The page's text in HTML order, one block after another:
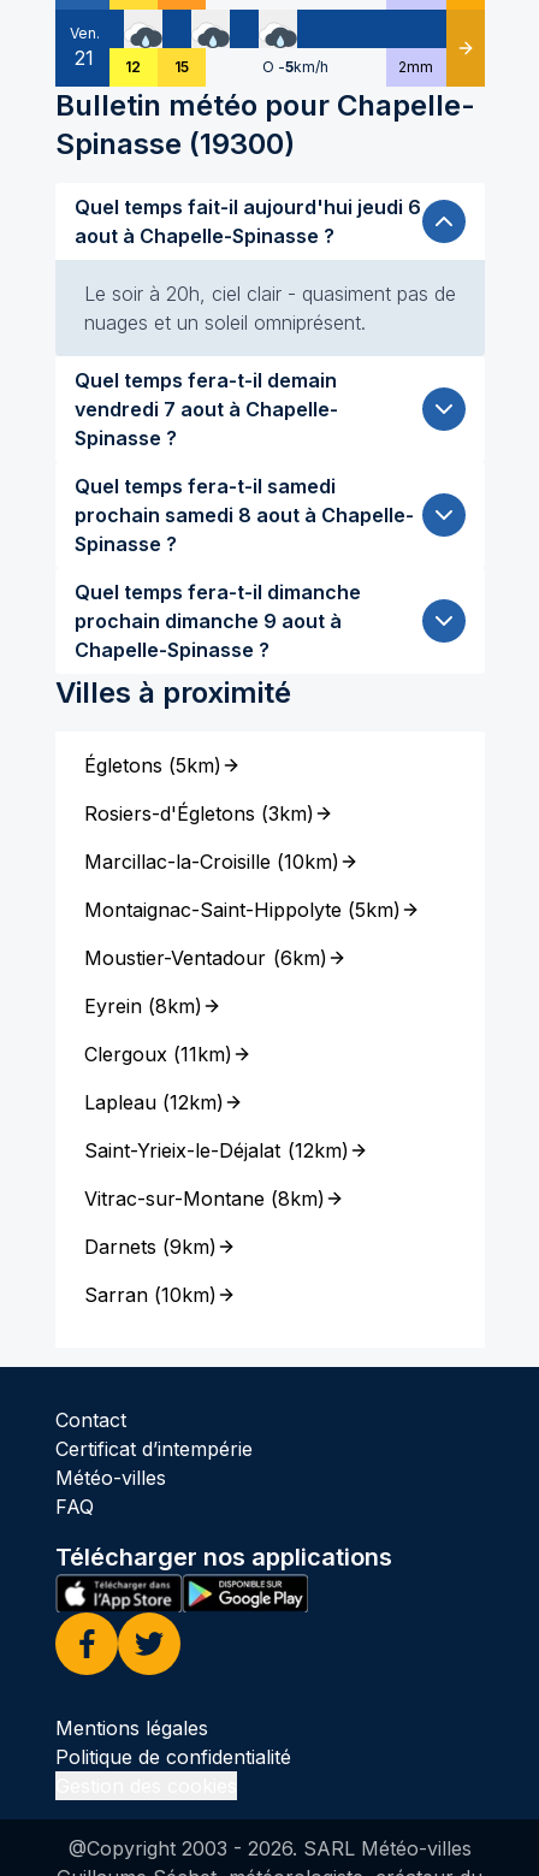
Ven.
21 12 15 O -5km/h 2mm Détails
Bulletin météo pour Chapelle-
Spinasse (19300)
Quel temps fait-il aujourd'hui jeudi 6
aout à Chapelle-Spinasse ?
Le soir à 20h, ciel clair - quasiment pas de
nuages et un soleil omniprésent.
Quel temps fera-t-il demain
vendredi 7 aout à Chapelle-
Spinasse ?
Quel temps fera-t-il samedi
prochain samedi 8 aout à Chapelle-
Spinasse ?
Quel temps fera-t-il dimanche
prochain dimanche 9 aout à
Chapelle-Spinasse ?
Villes à proximité
Égletons (5km)
Rosiers-d'Égletons (3km)
Marcillac-la-Croisille(10km)
Montaignac-Saint-Hippolyte(5km)
Moustier-Ventadour (6km)
Eyrein(8km)
Clergoux(11km)
Lapleau(12km)
Saint-Yrieix-le-Déjalat (12km)
Vitrac-sur-Montane(8km)
Darnets (9km)
Sarran(10km)
Contact
Certificat d’intempérie
Météo-villes
FAQ
Télécharger nos applications
Facebook
Twitter
Mentions légales
Politique de confidentialité
@Copyright 2003 - 2026. SARL Météo-villes